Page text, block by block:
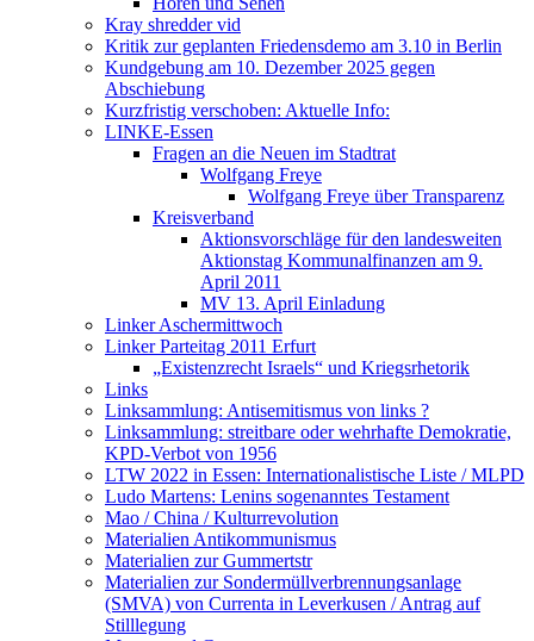
Kray shredder vid
Kritik zur geplanten Friedensdemo am 3.10 in Berlin
Kundgebung am 10. Dezember 2025 gegen
Abschiebung
Kurzfristig verschoben: Aktuelle Info:
LINKE-Essen
Fragen an die Neuen im Stadtrat
Wolfgang Freye
Wolfgang Freye über Transparenz
Kreisverband
Aktionsvorschläge für den landesweiten
Aktionstag Kommunalfinanzen am 9.
April 2011
MV 13. April Einladung
Linker Aschermittwoch
Linker Parteitag 2011 Erfurt
„Existenzrecht Israels“ und Kriegsrhetorik
Links
Linksammlung: Antisemitismus von links ?
Linksammlung: streitbare oder wehrhafte Demokratie,
KPD-Verbot von 1956
LTW 2022 in Essen: Internationalistische Liste / MLPD
Ludo Martens: Lenins sogenanntes Testament
Mao / China / Kulturrevolution
Materialien Antikommunismus
Materialien zur Gummertstr
Materialien zur Sondermüllverbrennungsanlage
(SMVA) von Currenta in Leverkusen / Antrag auf
Stilllegung